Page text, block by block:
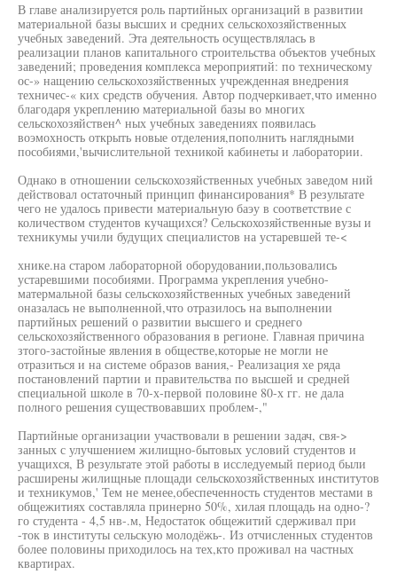
В главе анализируется роль партийных организаций в развитии
материальной базы высших и средних сельскохозяйственных
учебных заведений. Эта деятельность осуществлялась в
реализации планов капитального строительства объектов учебных
заведений; проведения комплекса мероприятий: по техническому
ос-» нащению сельскохозяйственных учрежденная внедрения
техничес-« ких средств обучения. Автор подчеркивает,что именно
благодаря укреплению материальной базы во многих
сельскохозяйствен^ ных учебных заведениях появилась
воэмохность открыть новые отделения,пополнить наглядными
пособиями,'вычислительной техникой кабинеты и лаборатории.
Однако в отношении сельскохозяйственных учебных заведом ний
действовал остаточный принцип финансирования* В результате
чего не удалось привести материальную баэу в соответствие с
количеством студентов кучащихся? Сельскохозяйственные вузы и
техникумы учили будущих специалистов на устаревшей те-<
хнике.на старом лабораторной оборудовании,пользовались
устаревшими пособиями. Программа укрепления учебно-
матермальной базы сельскохозяйственных учебных заведений
оназалась не выполненной,что отразилось на выполнении
партийных решений о развитии высшего и среднего
сельскохозяйственного образования в регионе. Главная причина
зтого-застойные явления в обществе,которые не могли не
отразиться и на системе образов вания,- Реализация хе ряда
постановлений партии и правительства по высшей и средней
специальной школе в 70-х-первой половине 80-х гг. не дала
полного решения существовавших проблем-,"
Партийные организации участвовали в решении задач, свя->
занных с улучшением жилищно-бытовых условий студентов и
учащихся, В результате этой работы в исследуемый период были
расширены жилищные площади сельскохозяйственных институтов
и техникумов,' Тем не менее,обеспеченность студентов местами в
общежитиях составляла принерно 50%, хилая площадь на одно-?
го студента - 4,5 нв-.м, Недостаток общежитий сдерживал при
-ток в институты сельскую молодёжь-. Из отчисленных студентов
более половины приходилось на тех,кто проживал на частных
квартирах.